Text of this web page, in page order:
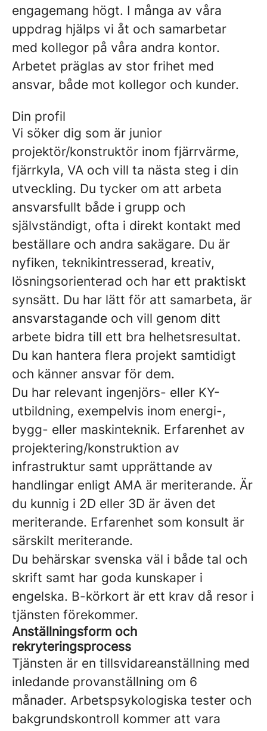
engagemang högt. I många av våra
uppdrag hjälps vi åt och samarbetar
med kollegor på våra andra kontor.
Arbetet präglas av stor frihet med
ansvar, både mot kollegor och kunder.
Din profil
Vi söker dig som är junior
projektör/konstruktör inom fjärrvärme,
fjärrkyla, VA och vill ta nästa steg i din
utveckling. Du tycker om att arbeta
ansvarsfullt både i grupp och
självständigt, ofta i direkt kontakt med
beställare och andra sakägare. Du är
nyfiken, teknikintresserad, kreativ,
lösningsorienterad och har ett praktiskt
synsätt. Du har lätt för att samarbeta, är
ansvarstagande och vill genom ditt
arbete bidra till ett bra helhetsresultat.
Du kan hantera flera projekt samtidigt
och känner ansvar för dem.
Du har relevant ingenjörs- eller KY-
utbildning, exempelvis inom energi-,
bygg- eller maskinteknik. Erfarenhet av
projektering/konstruktion av
infrastruktur samt upprättande av
handlingar enligt AMA är meriterande. Är
du kunnig i 2D eller 3D är även det
meriterande. Erfarenhet som konsult är
särskilt meriterande.
Du behärskar svenska väl i både tal och
skrift samt har goda kunskaper i
engelska. B-körkort är ett krav då resor i
tjänsten förekommer.
Anställningsform och
rekryteringsprocess
Tjänsten är en tillsvidareanställning med
inledande provanställning om 6
månader. Arbetspsykologiska tester och
bakgrundskontroll kommer att vara